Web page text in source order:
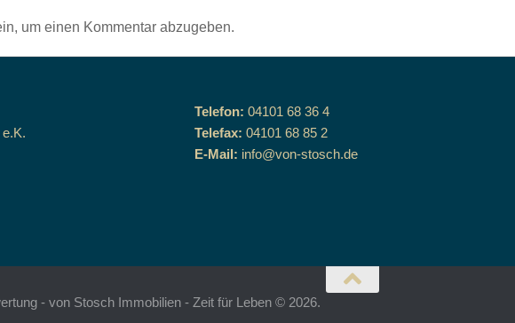
um einen Kommentar abzugeben.
Telefon: 04101 68 36 4
Telefax: 04101 68 85 2
E-Mail: info@von-stosch.de
- von Stosch Immobilien - Zeit für Leben © 2026.